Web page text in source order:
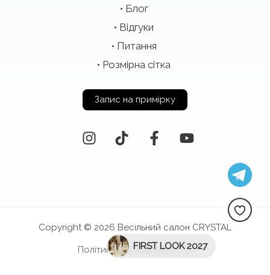
Блог
Відгуки
Питання
Розмірна сітка
Запис на примірку
Copyright © 2026 Весільний салон CRYSTAL
Політика конфіденційності
FIRST LOOK 2027